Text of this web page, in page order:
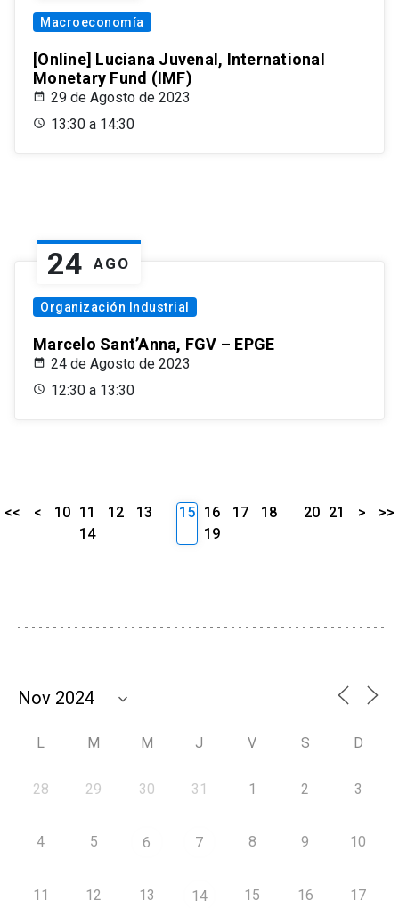
Macroeconomía
[Online] Luciana Juvenal, International
Monetary Fund (IMF)
29 de Agosto de 2023
13:30 a 14:30
24 AGO
Organización Industrial
Marcelo Sant’Anna, FGV – EPGE
24 de Agosto de 2023
12:30 a 13:30
<< < 10 11 12
13
14
15 16 17
18
19
20 21 > >>
L M M J V S D
28 29 30 31 1 2 3
4 5 6 7 8 9 10
11 12 13 14 15 16 17